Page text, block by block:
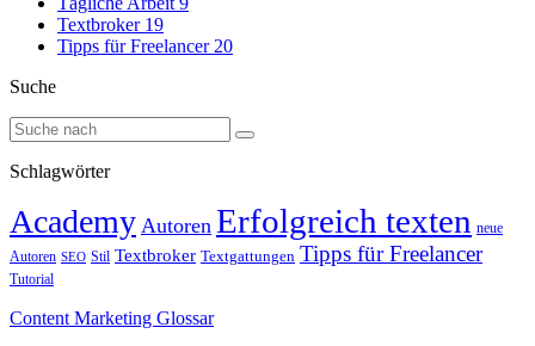
Textbroker 19
Tipps für Freelancer 20
Suche
Schlagwörter
Academy Autoren Erfolgreich texten neue
Autoren SEO Stil Textbroker Textgattungen Tipps für Freelancer
Tutorial
Content Marketing Glossar